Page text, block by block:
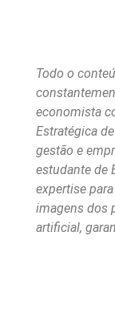
Todo o
economista
Estratégica
gestão e
estudante de
expertise
imagens dos
artificial,